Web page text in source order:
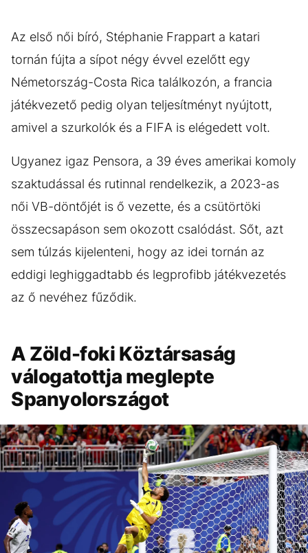
Az első női bíró, Stéphanie Frappart a katari
tornán fújta a sípot négy évvel ezelőtt egy
Németország-Costa Rica találkozón, a francia
játékvezető pedig olyan teljesítményt nyújtott,
amivel a szurkolók és a FIFA is elégedett volt.
Ugyanez igaz Pensora, a 39 éves amerikai komoly
szaktudással és rutinnal rendelkezik, a 2023-as
női VB-döntőjét is ő vezette, és a csütörtöki
összecsapáson sem okozott csalódást. Sőt, azt
sem túlzás kijelenteni, hogy az idei tornán az
eddigi leghiggadtabb és legprofibb játékvezetés
az ő nevéhez fűződik.
A Zöld-foki Köztársaság
válogatottja meglepte
Spanyolországot